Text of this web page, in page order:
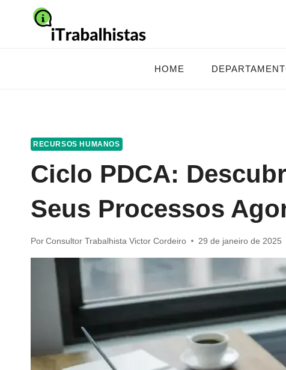
HOME
RECURSOS HUMANOS
Ciclo PDCA:
Seus Processos
Por Consultor Trabalhista Victor Cordeiro 29 de janeiro de 2025